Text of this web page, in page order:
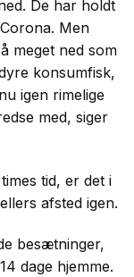
De har holdt
Men
meget ned som
konsumfisk,
igen rimelige
med, siger
tid, er det i
afsted igen.
besætninger,
dage hjemme.